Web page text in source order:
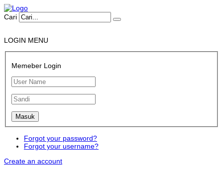
Cari
LOGIN MENU
Memeber Login
Forgot your password?
Forgot your username?
Create an account